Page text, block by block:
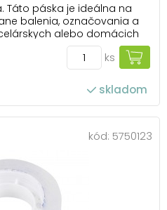
Táto páska je ideálna na
balenia, označovania a
alebo domácich
estetický vzhľad a
na ktorú je
38 mikrónov, čo j...
ks
skladom
kód: 5750123